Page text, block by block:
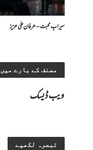
سیرابِ محبت – عرفان علی عزیز
مصنف کے بارے میں
ویب ڈیسک
تبصرہ لکھیے